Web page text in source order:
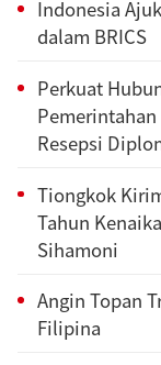
Indonesia
dalam BRICS
Perkuat
Pemerintahan
Resepsi
Tiongkok
Tahun
Sihamoni
Angin Topan
Filipina